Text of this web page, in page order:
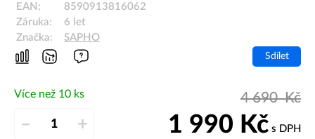
EAN:
8590913816062
Záruka:
6 let
Značka:
SAPHO
Sdílet
Více než 10 ks
– +
4 690Kč
1 990 Kč s DPH